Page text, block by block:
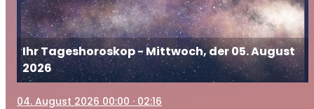
Ihr Tageshoroskop - Mittwoch, der 05. August
2026
04. August 2026 00:00 · 02:16